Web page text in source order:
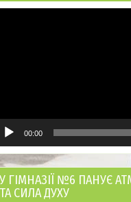
00:00
У ГІМНАЗІЇ №6 ПАНУЄ
ТА СИЛА ДУХУ